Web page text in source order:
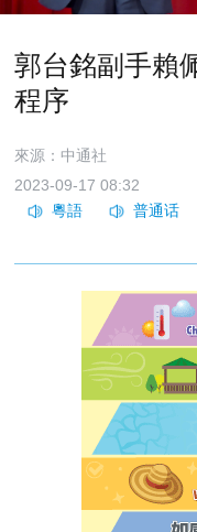
郭台銘副手賴
程序
來源：中通社
2023-09-17 08:32